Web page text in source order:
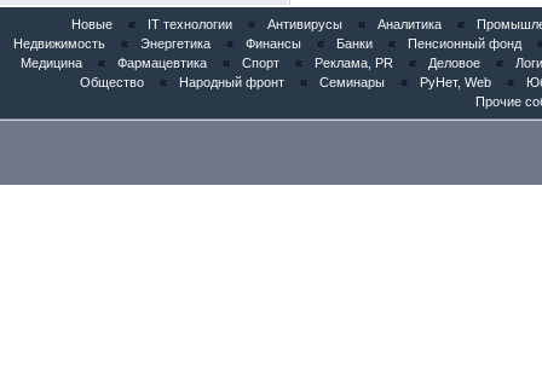
Новые « IT технологии « Антивирусы « Аналитика «
Недвижимость
« Энергетика « Финансы « Банки « Пенсионный фонд
Медицина
« Фармацевтика « Спорт « Реклама, PR « Деловое «
Общество
« Народный фронт « Семинары « РуНет, Web «
Прочие